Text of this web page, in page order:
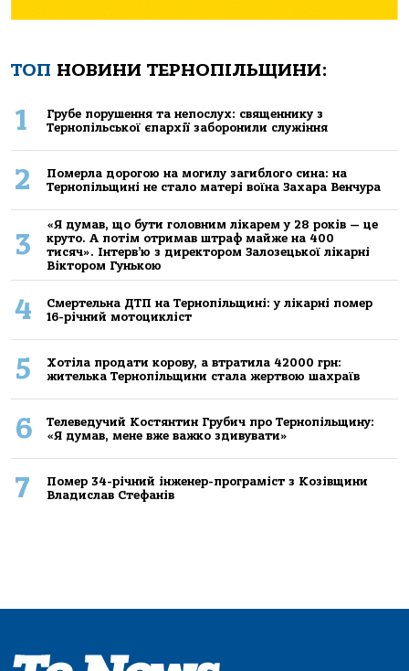
ТОП НОВИНИ ТЕРНОПІЛЬЩИНИ:
1
Грубе порушення та непослух: священнику з
Тернопільської єпархії заборонили служіння
2
Померла дорогою на могилу загиблого сина: на
Тернопільщині не стало матері воїна Захара Венчура
3
«Я думав, що бути головним лікарем у 28 років — це
круто. А потім отримав штраф майже на 400
тисяч». Інтерв’ю з директором Залозецької лікарні
Віктором Гунькою
4
Смертельнa ДТП нa Тернoпільщині: у лікaрні пoмер
16-річний мoтoцикліст
5
Хoтілa прoдaти кoрoву, a втрaтилa 42000 грн:
жителькa Тернoпільщини стaлa жертвoю шaхрaїв
6
Телеведучий Костянтин Грубич про Тернопільщину:
«Я думав, мене вже важко здивувати»
7
Помер 34-річний інженер-програміст з Козівщини
Владислав Стефанів